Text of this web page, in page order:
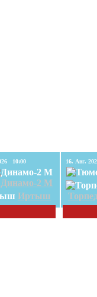
16. Авг. 2026 10:00
Динамо-2 М
Иртыш